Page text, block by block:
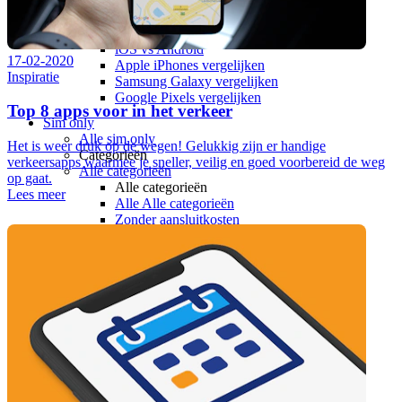
Alle Toestelvergelijkingen
Apple vs Samsung
iOS vs Android
Apple iPhones vergelijken
Samsung Galaxy vergelijken
Google Pixels vergelijken
Sim only
Alle sim only
Categorieën
Alle categorieën
Alle categorieën
Alle Alle categorieën
Zonder aansluitkosten
Onbeperkt bellen
Onbeperkt internet & bellen
Maandelijks opzegbaar
Data only
5G
Alleen bellen
Providers
Odido
Vodafone
KPN
17-02-2020
Inspiratie
Top 8 apps voor in het verkeer
Het is weer druk op de wegen! Gelukkig zijn er handige
verkeersapps waarmee je sneller, veilig en goed voorbereid de weg
op gaat.
Lees meer